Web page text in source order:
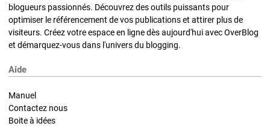
blogueurs passionnés. Découvrez des outils puissants pour
optimiser le référencement de vos publications et attirer plus de
visiteurs. Créez votre espace en ligne dès aujourd'hui avec OverBlog
et démarquez-vous dans l'univers du blogging.
Aide
Manuel
Contactez nous
Boite à idées